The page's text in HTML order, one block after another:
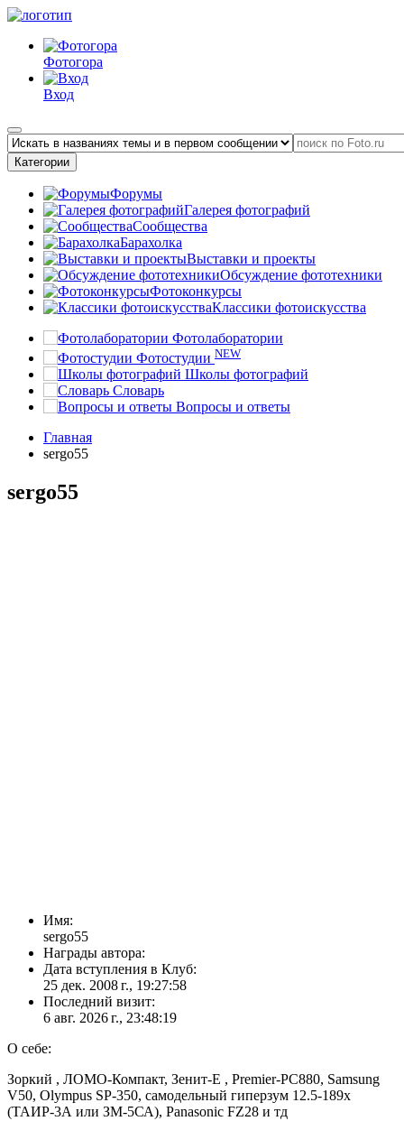
Фотогора
Вход
Категории
Форумы
Галерея фотографий
Сообщества
Барахолка
Выставки и проекты
Обсуждение фототехники
Фотоконкурсы
Классики фотоискусства
Фотолаборатории
Фотостудии NEW
Школы фотографий
Словарь
Вопросы и ответы
Главная
sergo55
sergo55
Имя:
sergo55
Награды автора:
Дата вступления в Клуб:
25 дек. 2008 г., 19:27:58
Последний визит:
6 авг. 2026 г., 23:48:19
О себе:
Зоркий , ЛОМО-Компакт, Зенит-Е , Premier-PC880, Samsung
V50, Olympus SP-350, самодельный гиперзум 12.5-189x
(ТАИР-3А или ЗМ-5СА), Panasonic FZ28 и тд